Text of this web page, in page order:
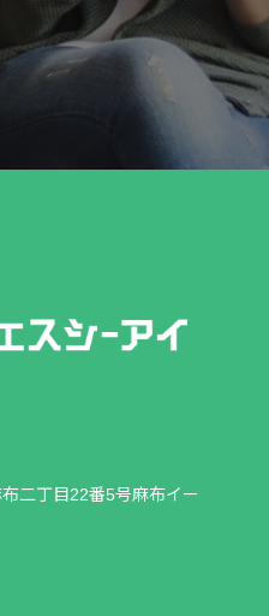
二丁目22番5号麻布イー